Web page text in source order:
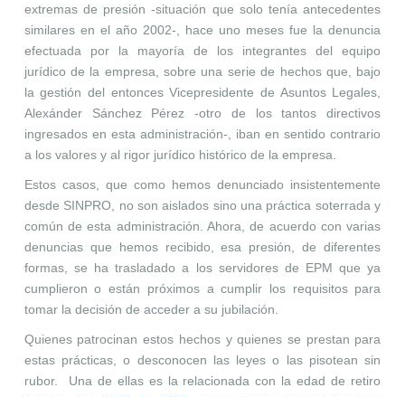
extremas de presión -situación que solo tenía antecedentes
similares en el año 2002- , hace uno meses fue la denuncia
efectuada por la mayoría de los integrantes del equipo
jurídico de la empresa, sobre una serie de hechos que, bajo
la gestión del entonces Vicepresidente de Asuntos Legales,
Alexánder Sánchez Pérez -otro de los tantos directivos
ingresados en esta administración-, iban en sentido contrario
a los valores y al rigor jurídico histórico de la empresa.
Estos casos, que como hemos denunciado insistentemente
desde SINPRO, no son aislados sino una práctica soterrada y
común de esta administración. Ahora, de acuerdo con varias
denuncias que hemos recibido, esa presión, de diferentes
formas, se ha trasladado a los servidores de EPM que ya
cumplieron o están próximos a cumplir los requisitos para
tomar la decisión de acceder a su jubilación.
Quienes patrocinan estos hechos y quienes se prestan para
estas prácticas, o desconocen las leyes o las pisotean sin
rubor. Una de ellas es la relacionada con la edad de retiro